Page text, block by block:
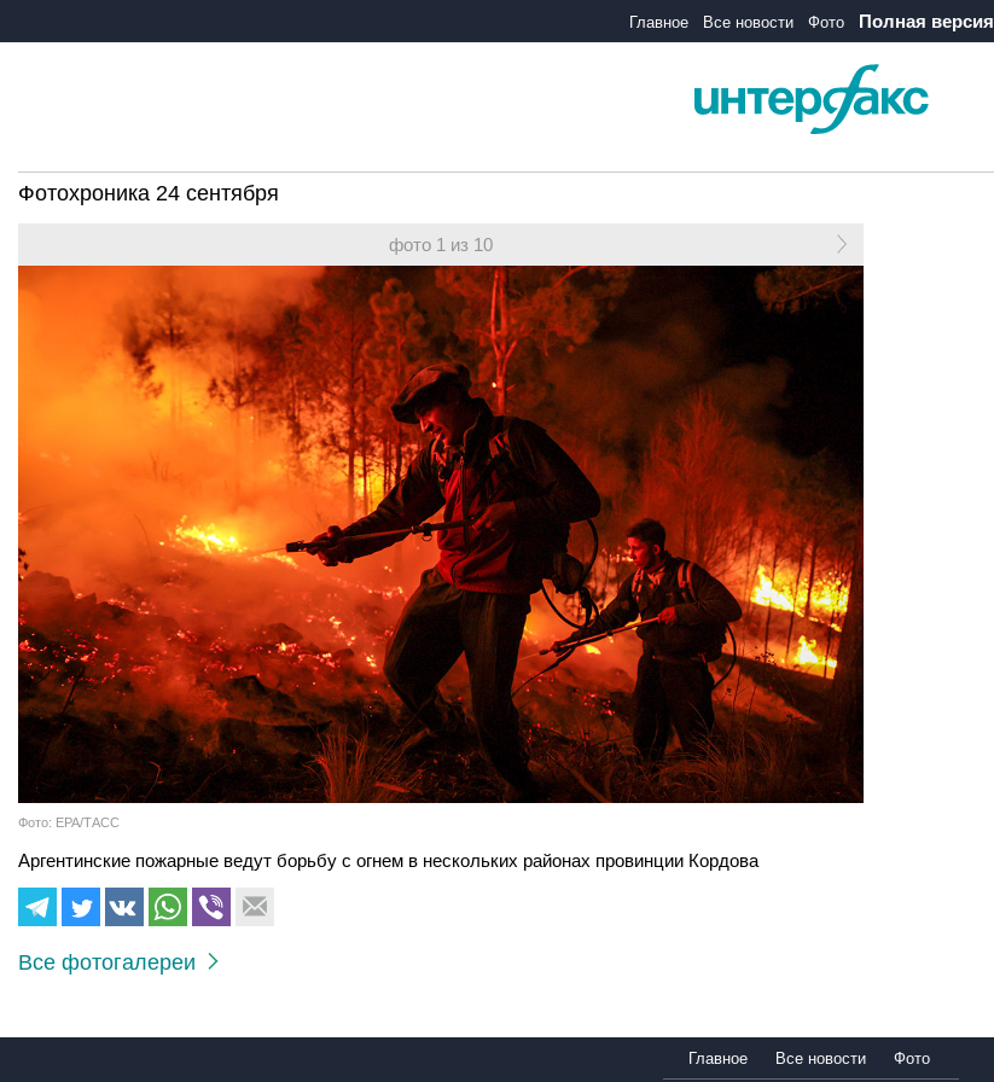
Главное Все новости Фото Полная версия
Фотохроника 24 сентября
фото 1 из 10
Фото: EPA/ТАСС
Аргентинские пожарные ведут борьбу с огнем в нескольких районах провинции Кордова
Все фотогалереи
Главное Все новости Фото